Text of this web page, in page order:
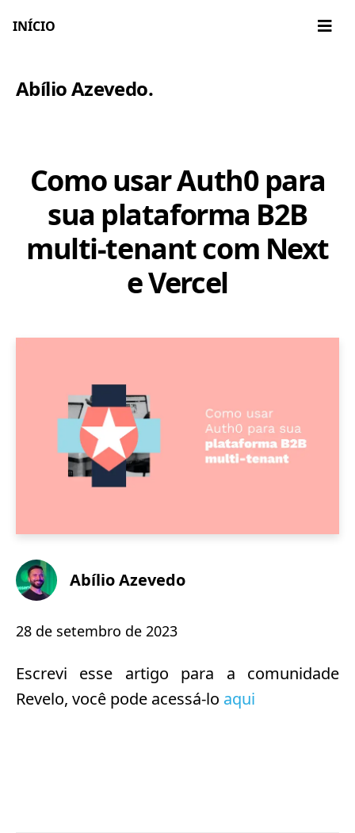
INÍCIO
Abílio Azevedo.
Como usar Auth0 para
sua plataforma B2B
multi-tenant com Next
e Vercel
Abílio Azevedo
28 de setembro de 2023
Escrevi esse artigo para a comunidade
Revelo, você pode acessá-lo aqui